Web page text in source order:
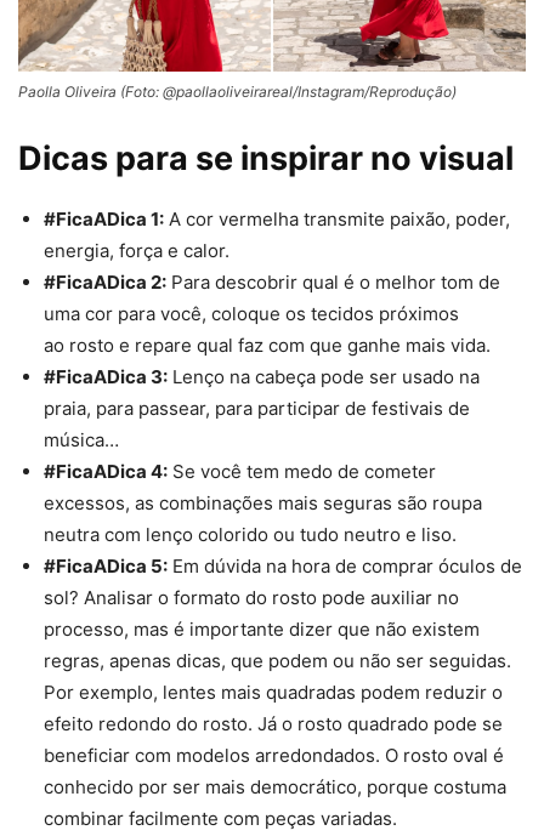
Paolla Oliveira (Foto: @paollaoliveirareal/Instagram/Reprodução)
Dicas para se inspirar no visual
#FicaADica 1: A cor vermelha transmite paixão, poder,
energia, força e calor.
#FicaADica 2: Para descobrir qual é o melhor tom de
uma cor para você, coloque os tecidos próximos
ao rosto e repare qual faz com que ganhe mais vida.
#FicaADica 3: Lenço na cabeça pode ser usado na
praia, para passear, para participar de festivais de
música…
#FicaADica 4: Se você tem medo de cometer
excessos, as combinações mais seguras são roupa
neutra com lenço colorido ou tudo neutro e liso.
#FicaADica 5: Em dúvida na hora de comprar óculos de
sol? Analisar o formato do rosto pode auxiliar no
processo, mas é importante dizer que não existem
regras, apenas dicas, que podem ou não ser seguidas.
Por exemplo, lentes mais quadradas podem reduzir o
efeito redondo do rosto. Já o rosto quadrado pode se
beneficiar com modelos arredondados. O rosto oval é
conhecido por ser mais democrático, porque costuma
combinar facilmente com peças variadas.